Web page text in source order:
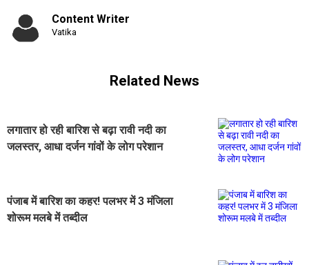
Content Writer
Vatika
Related News
लगातार हो रही बारिश से बढ़ा रावी नदी का
जलस्तर, आधा दर्जन गांवों के लोग परेशान
पंजाब में बारिश का कहर! पलभर में 3 मंजिला
शोरूम मलबे में तब्दील